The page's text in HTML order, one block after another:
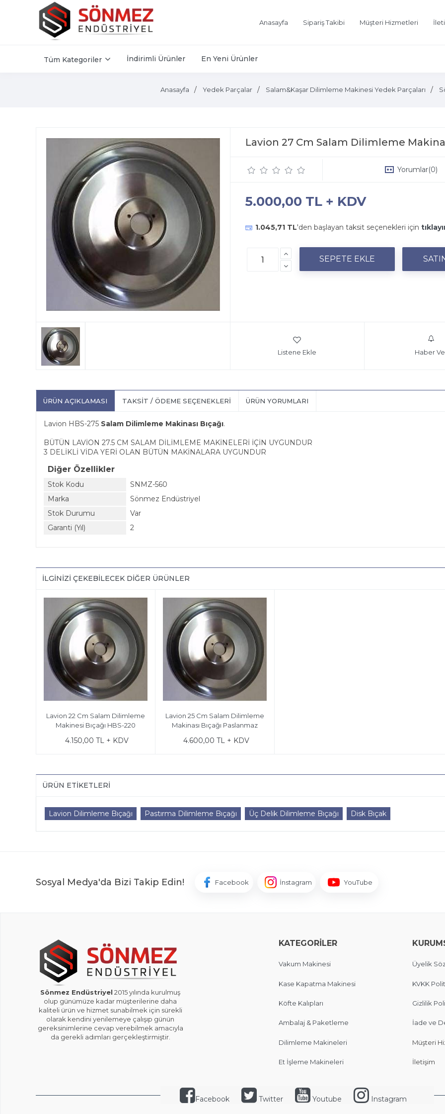
Anasayfa Sipariş Takibi Müşteri Hizmetleri
Tüm Kategoriler İndirimli Ürünler En Yeni Ürünler
Anasayfa Yedek Parçalar Salam&Kaşar Dilimleme Makinesi Yedek Parçaları
Lavion 27 Cm Salam Dilimleme
Yorumlar(0)
5.000,00 TL + KDV
1.045,71 TL'den başlayan taksit seçenekleri için
Listene Ekle Haber
ÜRÜN AÇIKLAMASI TAKSIT / ÖDEME SEÇENEKLERI ÜRÜN YORUMLARI
Lavion HBS-275 Salam Dilimleme Makinası Bıçağı.
BÜTÜN LAVİON 27.5 CM SALAM DİLİMLEME MAKİNELERİ İÇİN UYGUNDUR
3 DELİKLİ VİDA YERİ OLAN BÜTÜN MAKİNALARA UYGUNDUR
Diğer Özellikler
Stok Kodu
SNMZ-560
Marka
Sönmez Endüstriyel
Stok Durumu
Var
Garanti (Yıl)
2
İLGINIZI ÇEKEBILECEK DIĞER ÜRÜNLER
Lavion 22 Cm Salam Dilimleme
Makinesi Bıçağı HBS-220
4.150,00 TL + KDV
Lavion 25 Cm Salam Dilimleme
Makinası Bıçağı Paslanmaz
4.600,00 TL + KDV
ÜRÜN ETIKETLERI
Lavion Dilimleme Bıçağı Pastırma Dilimleme Bıçağı Üç Delik Dilimleme Bıçağı Disk Bıçak
Sosyal Medya'da Bizi Takip Edin! Facebook İnstagram YouTube
Sönmez Endüstriyel 2015 yılında kurulmuş
olup günümüze kadar müşterilerine daha
kaliteli ürün ve hizmet sunabilmek için sürekli
olarak kendini yenilemeye çalışıp günün
gereksinimlerine cevap verebilmek amacıyla
da gerekli adımları gerçekleştirmiştir.
KATEGORİLER
Vakum Makinesi
Kase Kapatma Makinesi
Köfte Kalıpları
Ambalaj & Paketleme
Dilimleme Makineleri
Et İşleme Makineleri
Üyelik
KVKK
Gizlilik
İade ve
Müşteri
İletişim
Facebook Twitter Youtube Instagram